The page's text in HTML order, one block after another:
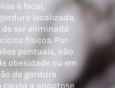
é focal,
localizada,
ser eliminada
físicos. Por
pontuais, não
obesidade ou em
de gordura
causa a apoptose